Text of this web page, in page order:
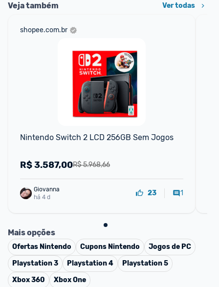
Veja também Ver todas
shopee.com.br
Nintendo Switch 2 LCD 256GB Sem Jogos
R$ 5.968,66
R$3.587,00
Giovanna
há 4 d
23 1
Mais opções
Ofertas Nintendo Cupons Nintendo
Jogos de PC
Playstation 3
Playstation 4
Playstation 5
Xbox 360
Xbox One